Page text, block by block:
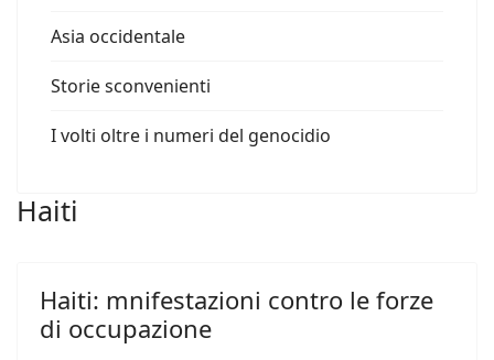
Asia occidentale
Storie sconvenienti
I volti oltre i numeri del genocidio
Haiti
Haiti: mnifestazioni contro le forze
di occupazione